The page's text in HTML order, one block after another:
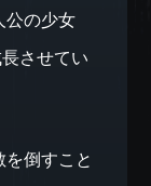
公の少女
させてい
倒すこと